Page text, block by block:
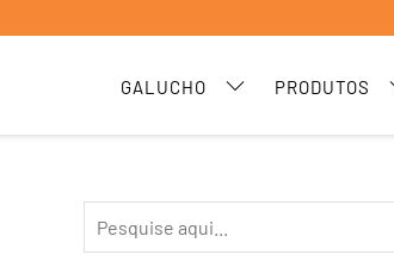
GALUCHO PRODUTOS